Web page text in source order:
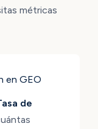
métricas
en GEO
de